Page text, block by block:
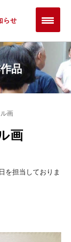
らせ
品
画
画
を担当しておりま